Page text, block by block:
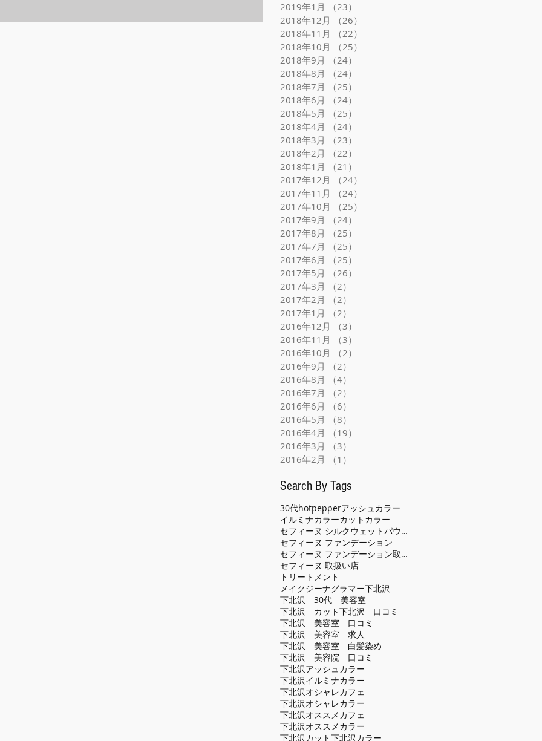
2019年1月
（23）
2018年12月
（26）
2018年11月
（22）
2018年10月
（25）
2018年9月
（24）
2018年8月
（24）
2018年7月
（25）
2018年6月
（24）
2018年5月
（25）
2018年4月
（24）
2018年3月
（23）
2018年2月
（22）
2018年1月
（21）
2017年12月
（24）
2017年11月
（24）
2017年10月
（25）
2017年9月
（24）
2017年8月
（25）
2017年7月
（25）
2017年6月
（25）
2017年5月
（26）
2017年3月
（2）
2017年2月
（2）
2017年1月
（2）
2016年12月
（3）
2016年11月
（3）
2016年10月
（2）
2016年9月
（2）
2016年8月
（4）
2016年7月
（2）
2016年6月
（6）
2016年5月
（8）
2016年4月
（19）
2016年3月
（3）
2016年2月
（1）
Search By Tags
30代hotpepperアッシュカラー
イルミナカラーカット カラー
セフィーヌ シルクウェットパウダー
セフィーヌ ファンデーション
セフィーヌ ファンデーション取扱い店
セフィーヌ 取扱い店
トリートメント
メイクジーナグラマー下北沢
下北沢 30代 美容室
下北沢 カット下北沢 口コミ
下北沢 美容室 口コミ
下北沢 美容室 求人
下北沢 美容室 白髪染め
下北沢 美容院 口コミ
下北沢アッシュカラー
下北沢イルミナカラー
下北沢オシャレカフェ
下北沢オシャレカラー
下北沢オススメカフェ
下北沢オススメカラー
下北沢カット下北沢カラー